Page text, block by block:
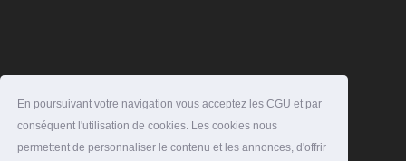
En poursuivant votre navigation vous acceptez les CGU et par
conséquent l'utilisation de cookies. Les cookies nous
permettent de personnaliser le contenu et les annonces, d'offrir